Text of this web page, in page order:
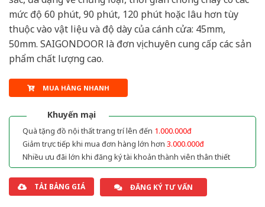
mức độ 60 phút, 90 phút, 120 phút hoặc lâu hơn tùy
thuộc vào vật liệu và độ dày của cánh cửa: 45mm,
50mm. SAIGONDOOR là đơn vị chuyên cung cấp các sản
phẩm chất lượng cao.
MUA HÀNG NHANH
Khuyến mại
Quà tặng đồ nội thất trang trí lên đến 1.000.000đ
Giảm trực tiếp khi mua đơn hàng lớn hơn 3.000.000đ
Nhiều ưu đãi lớn khi đăng ký tài khoản thành viên thân thiết
TẢI BẢNG GIÁ ĐĂNG KÝ TƯ VẤN